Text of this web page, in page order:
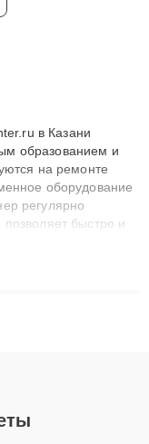
в Казани
образованием и
на ремонте
оборудование
регулярно
быстро и
решают